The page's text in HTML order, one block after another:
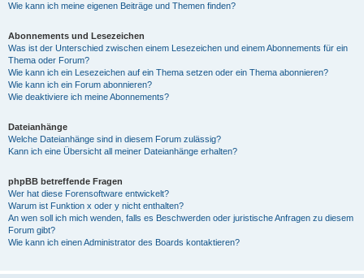
Wie kann ich meine eigenen Beiträge und Themen finden?
Abonnements und Lesezeichen
Was ist der Unterschied zwischen einem Lesezeichen und einem Abonnements für ein
Thema oder Forum?
Wie kann ich ein Lesezeichen auf ein Thema setzen oder ein Thema abonnieren?
Wie kann ich ein Forum abonnieren?
Wie deaktiviere ich meine Abonnements?
Dateianhänge
Welche Dateianhänge sind in diesem Forum zulässig?
Kann ich eine Übersicht all meiner Dateianhänge erhalten?
phpBB betreffende Fragen
Wer hat diese Forensoftware entwickelt?
Warum ist Funktion x oder y nicht enthalten?
An wen soll ich mich wenden, falls es Beschwerden oder juristische Anfragen zu diesem
Forum gibt?
Wie kann ich einen Administrator des Boards kontaktieren?